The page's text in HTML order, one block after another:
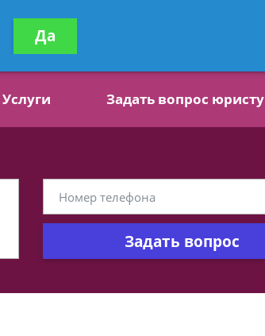
консультацию
бесплатно
Услуги Задать вопрос юристу
Задать вопрос
Да